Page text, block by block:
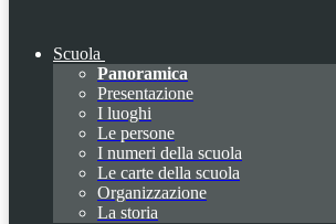
Scuola
Panoramica
Presentazione
I luoghi
Le persone
I numeri della scuola
Le carte della scuola
Organizzazione
La storia